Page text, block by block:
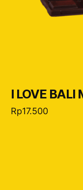
I LOVE BALI
Rp17.500